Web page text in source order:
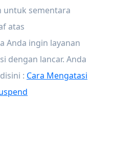
untuk sementara
atas
Anda ingin layanan
dengan lancar. Anda
: Cara Mengatasi